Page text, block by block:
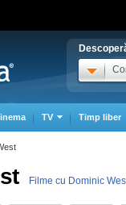
TV Timp liber
Filme cu Dominic